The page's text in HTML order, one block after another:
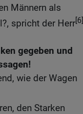
Männern als
spricht der Herr[6]
gegeben und
wie der Wagen
den Starken